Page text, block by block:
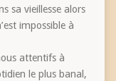
sa vieillesse alors
impossible à
attentifs à
le plus banal,